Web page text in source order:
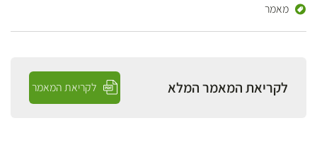
מאמר
לקריאת המאמר המלא לקריאת המאמר